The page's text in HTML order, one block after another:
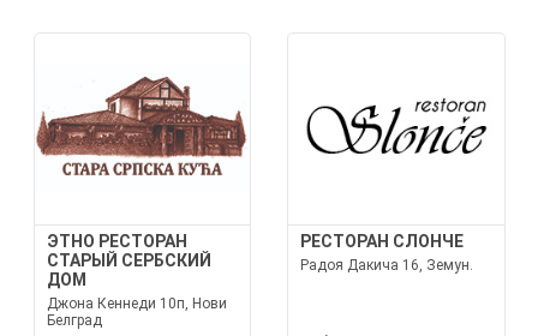
ЭТНО РЕСТОРАН
СТАРЫЙ СЕРБСКИЙ
ДОМ
Джона Кеннеди 10п, Нови
Белград
РЕСТОРАН СЛОНЧЕ
Радоя Дакича 16, Земун.